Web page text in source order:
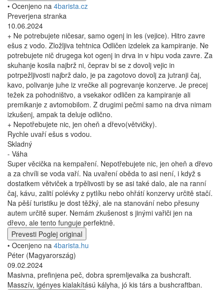
• Ocenjeno na 4barista.cz
Preverjena stranka
10.06.2024
+ Ne potrebujete ničesar, samo ogenj in les (vejice). Hitro zavre
ešus z vodo. Zložljiva tehtnica Odličen izdelek za kampiranje. Ne
potrebujete nič drugega kot ogenj in drva in v hipu voda zavre. Za
skuhanje kosila najbrž ni, čeprav bi se z dovolj vejic in
potrpežljivosti najbrž dalo, je pa zagotovo dovolj za jutranji čaj,
kavo, polivanje juhe iz vrečke ali pogrevanje konzerve. Je precej
težek za pohodništvo, a vsekakor odličen za kampiranje ali
premikanje z avtomobilom. Z drugimi pečmi samo na drva nimam
izkušenj, ampak ta deluje odlično.
+ Nepotřebujete nic, jen oheň a dřevo(větvičky).
Rychle uvaří ešus s vodou.
Skladný
- Váha
Super věcička na kempaření. Nepotřebujete nic, jen oheň a dřevo
a za chvíli se voda vaří. Na uvaření oběda to asi není, i když s
dostatkem větviček a trpělivosti by se asi také dalo, ale na ranní
čaj, kávu, zalití polévky z pytlíku nebo ohřátí konzervy určitě stačí.
Na pěší turistiku je dost těžký, ale na stanování nebo přesuny
autem určitě super. Nemám zkušenost s jinými vařiči jen na
dřevo, ale tento funguje perfektně.
Prevesti Poglej original
• Ocenjeno na 4barista.hu
Péter (Magyarország)
09.02.2024
Masivna, prefinjena peč, dobra spremljevalka za bushcraft.
Masszív, igényes kialakítású kályha, jó kis társ a bushcraftban.